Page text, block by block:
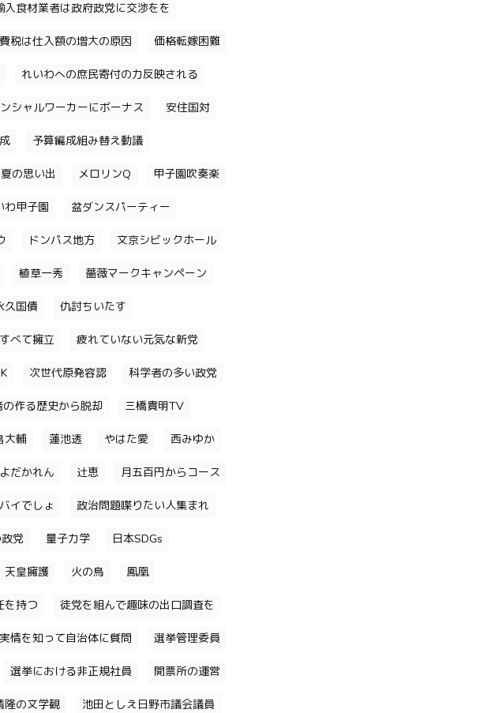
入食材業者は政府政党に交渉をを
税は仕入額の増大の原因 価格転嫁困難
れいわへの庶民寄付の力反映される
シャルワーカーにボーナス 安住国対
予算編成組み替え動議
夏の思い出 メロリンQ 甲子園吹奏楽
わ甲子園 盆ダンスパーティー
ドンパス地方 文京シビックホール
植草一秀 薔薇マークキャンペーン
久国債 仇討ちいたす
べて擁立 疲れていない元気な新党
次世代原発容認 科学者の多い政党
の作る歴史から脱却 三橋貴明TV
大輔 蓮池透 やはた愛 西みゆか
よだかれん 辻恵 月五百円からコース
イでしょ 政治問題喋りたい人集まれ
党 量子力学 日本SDGs
天皇擁護 火の鳥 鳳凰
を持つ 徒党を組んで趣味の出口調査を
実情を知って自治体に質問 選挙管理委員
選挙における非正規社員 開票所の運営
隆の文学観 池田としえ日野市議会議員